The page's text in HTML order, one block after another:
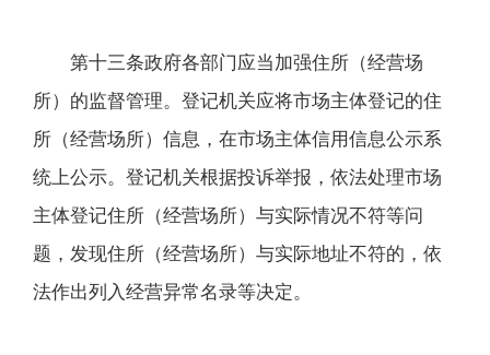
第十三条政府各部门应当加强住所（经营场
所）的监督管理。登记机关应将市场主体登记的住
所（经营场所）信息，在市场主体信用信息公示系
统上公示。登记机关根据投诉举报，依法处理市场
主体登记住所（经营场所）与实际情况不符等问
题，发现住所（经营场所）与实际地址不符的，依
法作出列入经营异常名录等决定。